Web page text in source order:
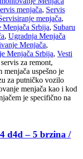
menjača, Servis
menjača,
Menjača Srbija, Subaru
, Ugradnja Menjača
Menjača,
Menjača Srbija, Vesti
za remont,
uspešno je
za putničko vozilo
menjača kao i kod
je specifično na
d4d – 5 brzina /